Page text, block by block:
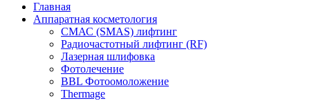
Главная
Аппаратная косметология
СМАС (SMAS) лифтинг
Радиочастотный лифтинг (RF)
Лазерная шлифовка
Фотолечение
BBL Фотоомоложение
Thermage